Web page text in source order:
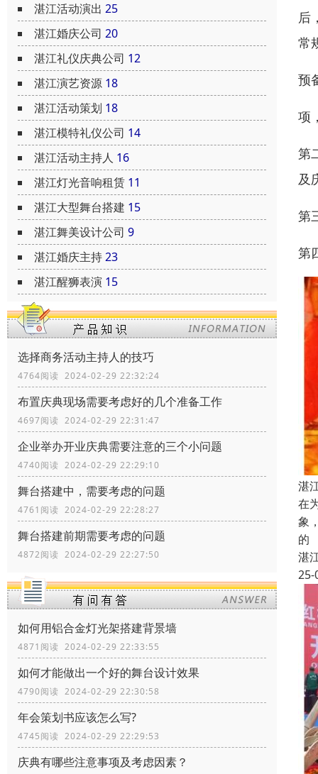
湛江活动演出 25
湛江婚庆公司 20
湛江礼仪庆典公司 12
湛江演艺资源 18
湛江活动策划 18
湛江模特礼仪公司 14
湛江活动主持人 16
湛江灯光音响租赁 11
湛江大型舞台搭建 15
湛江舞美设计公司 9
湛江婚庆主持23
湛江醒狮表演 15
选择商务活动主持人的技巧
4764阅读 2024-02-29 22:32:24
布置庆典现场需要考虑好的几个准备工作
4697阅读 2024-02-29 22:31:47
企业举办开业庆典需要注意的三个小问题
4740阅读 2024-02-29 22:29:10
舞台搭建中，需要考虑的问题
4761阅读 2024-02-29 22:28:27
舞台搭建前期需要考虑的问题
4872阅读 2024-02-29 22:27:50
如何用铝合金灯光架搭建背景墙
4871阅读 2024-02-29 22:33:55
如何才能做出一个好的舞台设计效果
4790阅读 2024-02-29 22:30:58
年会策划书应该怎么写?
4745阅读 2024-02-29 22:29:53
庆典有哪些注意事项及考虑因素？
后
常
预
项
第
及
第
第
湛
在
象
的
湛
25-